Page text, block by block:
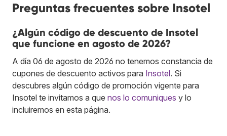
Preguntas frecuentes sobre Insotel
¿Algún código de descuento de Insotel
que funcione en agosto de 2026?
A día 06 de agosto de 2026 no tenemos constancia de
cupones de descuento activos para Insotel. Si
descubres algún código de promoción vigente para
Insotel te invitamos a que nos lo comuniques y lo
incluiremos en esta página.